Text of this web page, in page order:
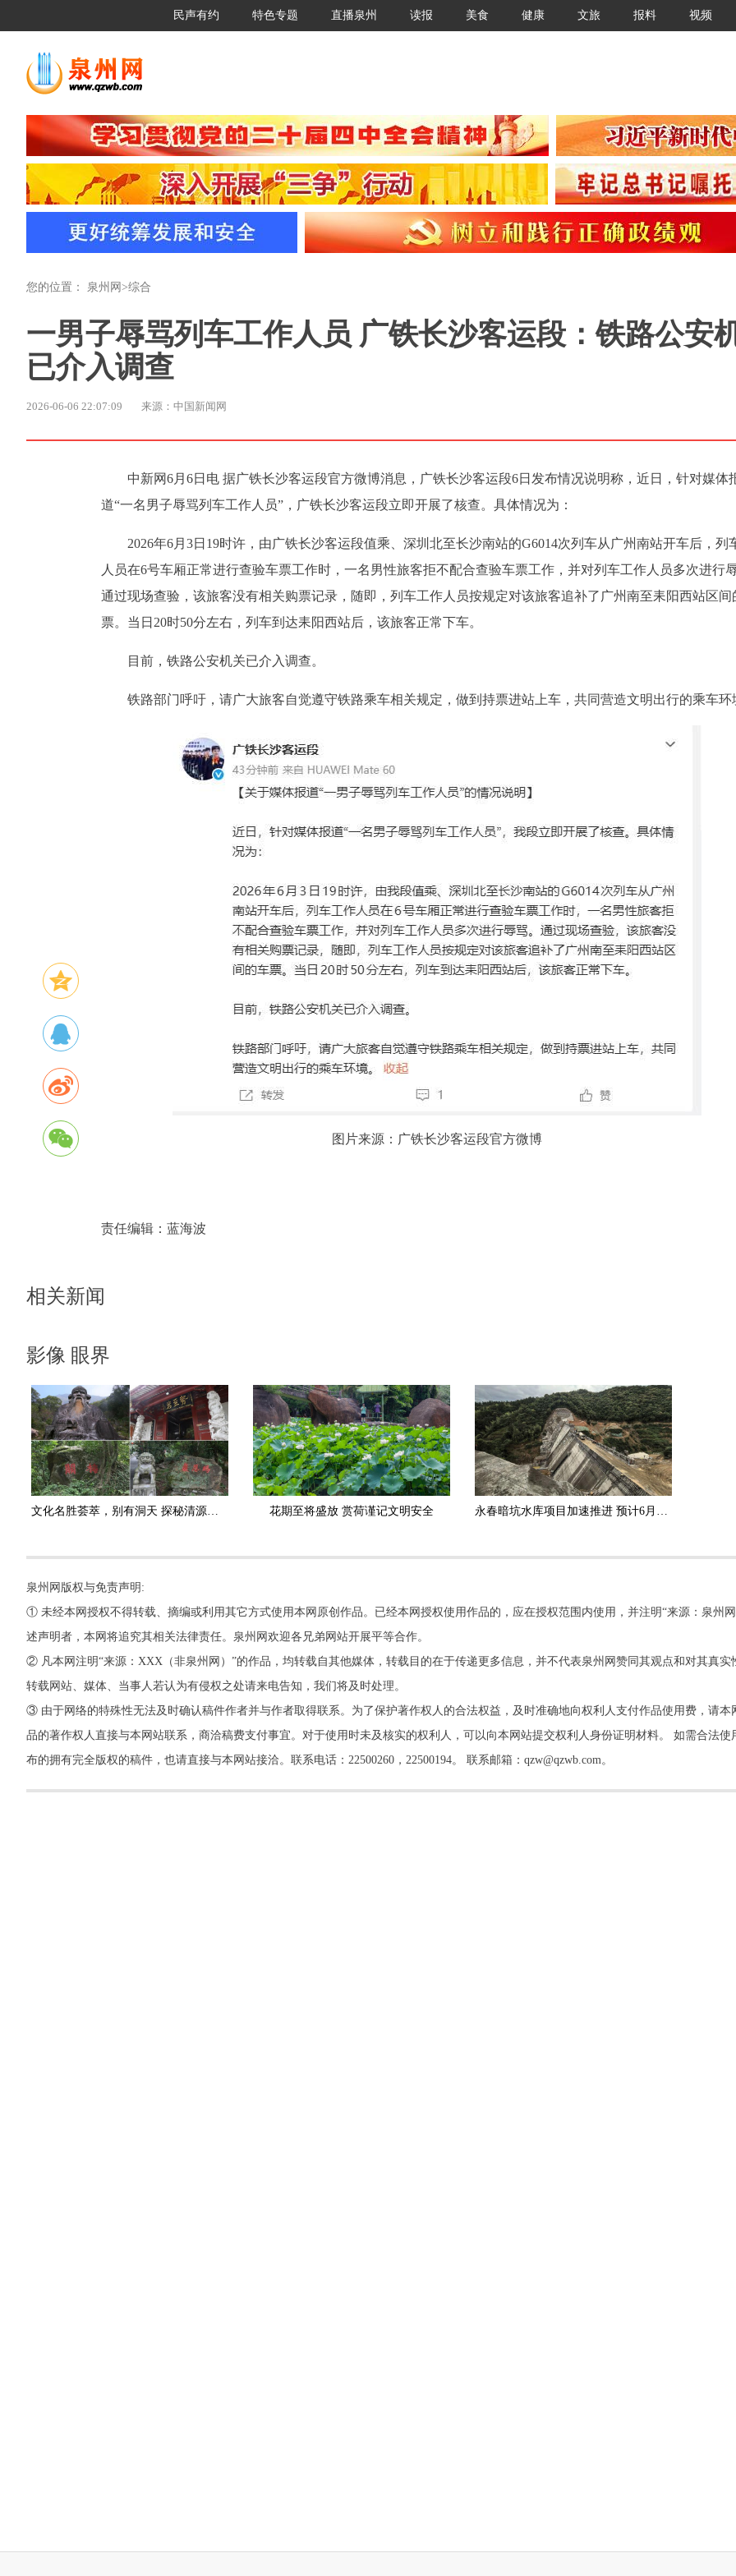
民声有约 特色专题 直播泉州 读报 美食 健康 文旅 报料 视频
您的位置： 泉州网 >综合
一男子辱骂列车工作人员 广铁长沙客运段：铁路公安
已介入调查
2026-06-06 22:07:09 来源：中国新闻网
中新网6月6日电 据广铁长沙客运段官方微博消息，广铁长沙客运段6日发布情况说明称，近日，针对媒体
道“一名男子辱骂列车工作人员”，广铁长沙客运段立即开展了核查。具体情况为：
2026年6月3日19时许，由广铁长沙客运段值乘、深圳北至长沙南站的G6014次列车从广州南站开车后，列
人员在6号车厢正常进行查验车票工作时，一名男性旅客拒不配合查验车票工作，并对列车工作人员多次进行
通过现场查验，该旅客没有相关购票记录，随即，列车工作人员按规定对该旅客追补了广州南至耒阳西站区间
票。当日20时50分左右，列车到达耒阳西站后，该旅客正常下车。
目前，铁路公安机关已介入调查。
铁路部门呼吁，请广大旅客自觉遵守铁路乘车相关规定，做到持票进站上车，共同营造文明出行的乘车环
图片来源：广铁长沙客运段官方微博
责任编辑： 蓝海波
相关新闻
影像 眼界
花期至将盛放 赏荷谨记文明安全
泉州网版权与免责声明:
① 未经本网授权不得转载、摘编或利用其它方式使用本网原创作品。已经本网授权使用作品的，应在授权范围内使用，并注明“来源：泉州
述声明者，本网将追究其相关法律责任。泉州网欢迎各兄弟网站开展平等合作。
② 凡本网注明“来源：XXX（非泉州网）”的作品，均转载自其他媒体，转载目的在于传递更多信息，并不代表泉州网赞同其观点和对其真实
转载网站、媒体、当事人若认为有侵权之处请来电告知，我们将及时处理。
③ 由于网络的特殊性无法及时确认稿件作者并与作者取得联系。为了保护著作权人的合法权益，及时准确地向权利人支付作品使用费，请本
品的著作权人直接与本网站联系，商洽稿费支付事宜。对于使用时未及核实的权利人，可以向本网站提交权利人身份证明材料。 如需合法使
布的拥有完全版权的稿件，也请直接与本网站接洽。联系电话：22500260，22500194。 联系邮箱：qzw@qzwb.com。